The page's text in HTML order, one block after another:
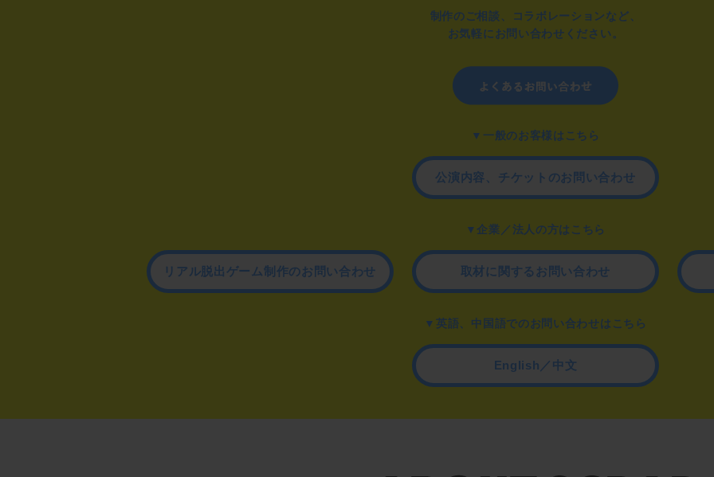
制作のご相談、コラボレーションなど、
お気軽にお問い合わせください。
▼一般のお客様はこちら
公演内容、チケットのお問い合わせ
▼企業／法人の方はこちら
リアル脱出ゲーム制作のお問い合わせ 取材に関するお問い合わせ
▼英語、中国語でのお問い合わせはこちら
English／中文